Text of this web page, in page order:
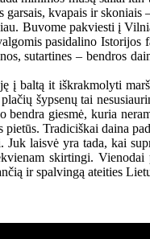
garsais, kvapais ir skoniais
Buvome pakviesti į
pasidalino
sutartines – bendros
į baltą it iškrakmolyti
šypsenų tai
giesmė, kuria
Tradiciškai daina
Juk laisvė yra tada,
skirtingi.
ir spalvingą ateities